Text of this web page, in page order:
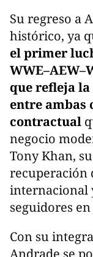
Su regreso a
histórico, ya
el primer
que refleja
entre
contractual
negocio
Tony Khan,
recuperación
internacional
seguidores
Con su